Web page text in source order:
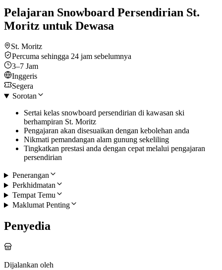
Pelajaran Snowboard Persendirian St.
Moritz untuk Dewasa
St. Moritz
Percuma sehingga 24 jam sebelumnya
3–7 Jam
Inggeris
Segera
Sorotan
Sertai kelas snowboard persendirian di kawasan ski
berhampiran St. Moritz
Pengajaran akan disesuaikan dengan kebolehan anda
Nikmati pemandangan alam gunung sekeliling
Tingkatkan prestasi anda dengan cepat melalui pengajaran
persendirian
Penerangan
Perkhidmatan
Tempat Temu
Maklumat Penting
Penyedia
Dijalankan oleh